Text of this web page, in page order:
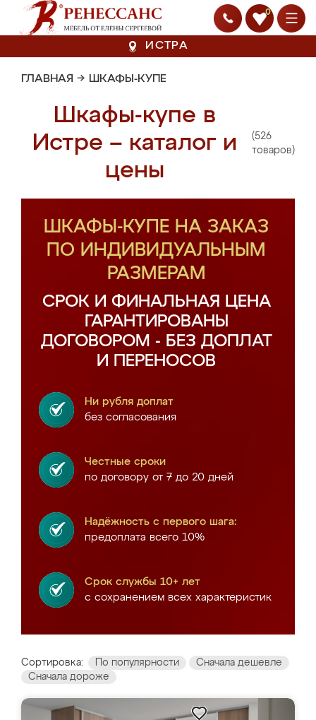
0
ИСТРА
ГЛАВНАЯ → ШКАФЫ-КУПЕ
Шкафы-купе в
Истре – каталог и
цены
(526
товаров)
ШКАФЫ-КУПЕ НА ЗАКАЗ
ПО ИНДИВИДУАЛЬНЫМ
РАЗМЕРАМ
СРОК И ФИНАЛЬНАЯ ЦЕНА
ГАРАНТИРОВАНЫ
ДОГОВОРОМ - БЕЗ ДОПЛАТ
И ПЕРЕНОСОВ
Ни рубля доплат
без согласования
Честные сроки
по договору от 7 до 20 дней
Надёжность с первого шага:
предоплата всего 10%
Срок службы 10+ лет
с сохранением всех характеристик
Сортировка: По популярности
Сначала дешевле
Сначала дороже